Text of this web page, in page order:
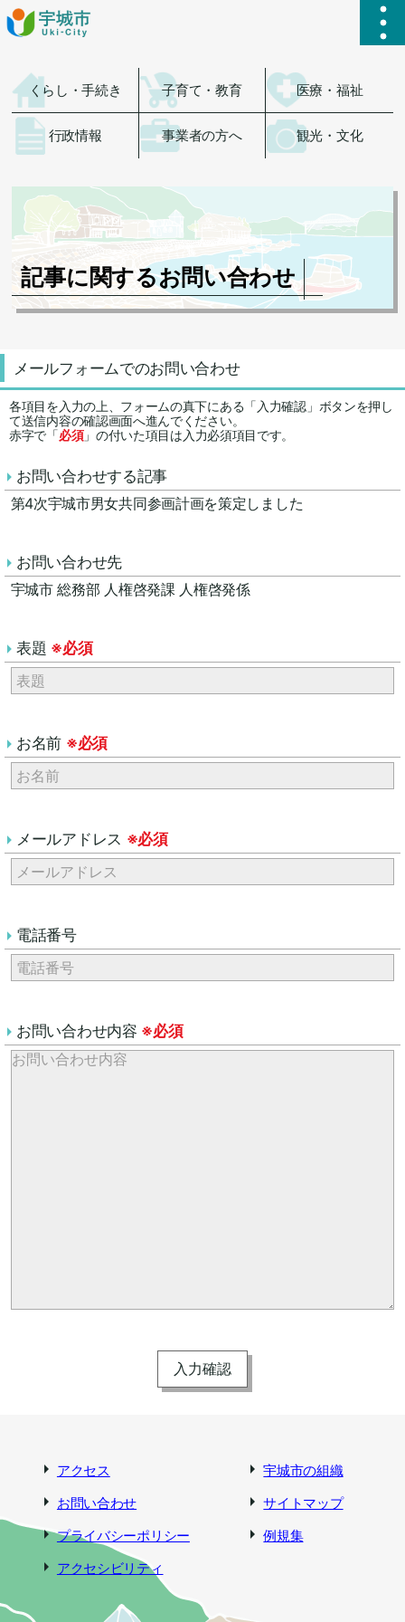
ハ
くらし・手続き 子育て・教育 医療・福祉
行政情報 事業者の方へ 観光・文化
記事に関するお問い合わせ
メールフォームでのお問い合わせ
各項目を入力の上、フォームの真下にある「入力確認」ボタンを押し
て送信内容の確認画面へ進んでください。
赤字で「必須」の付いた項目は入力必須項目です。
お問い合わせする記事
第4次宇城市男女共同参画計画を策定しました
お問い合わせ先
宇城市 総務部 人権啓発課 人権啓発係
表題 ※必須
お名前 ※必須
メールアドレス ※必須
電話番号
お問い合わせ内容 ※必須
アクセス
宇城市の組織
お問い合わせ
サイトマップ
プライバシーポリシー
例規集
アクセシビリティ